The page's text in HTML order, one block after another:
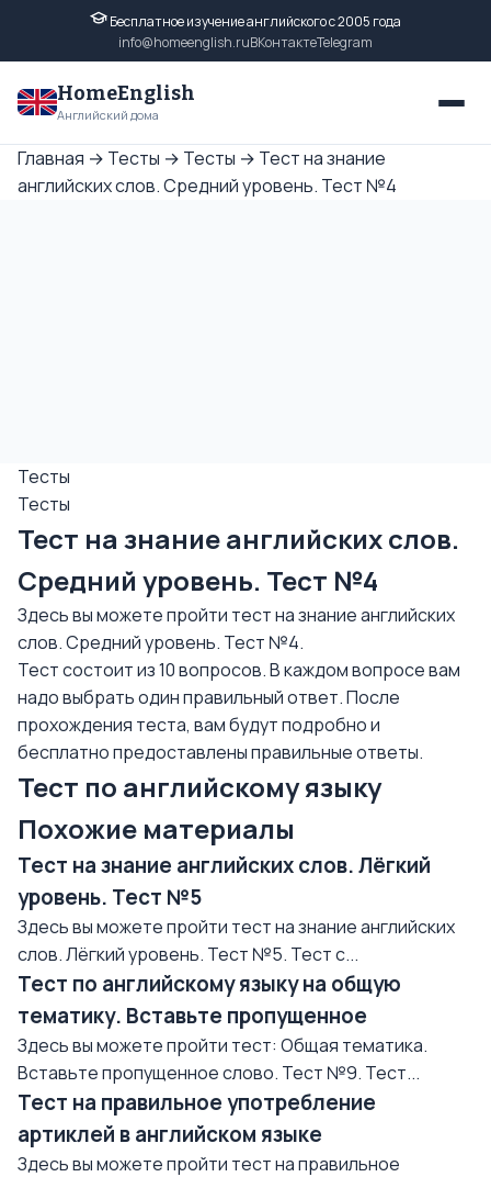
Бесплатное изучение английского с 2005 года
info@homeenglish.ruВКонтактеTelegram
HomeEnglish
Английский дома
Главная → Тесты → Тесты → Тест на знание
английских слов. Средний уровень. Тест №4
Тесты
Тесты
Тест на знание английских слов.
Средний уровень. Тест №4
Здесь вы можете пройти тест на знание английских
слов. Средний уровень. Тест №4.
Тест состоит из 10 вопросов. В каждом вопросе вам
надо выбрать один правильный ответ. После
прохождения теста, вам будут подробно и
бесплатно предоставлены правильные ответы.
Тест по английскому языку
Похожие материалы
Тест на знание английских слов. Лёгкий
уровень. Тест №5
Здесь вы можете пройти тест на знание английских
слов. Лёгкий уровень. Тест №5. Тест с...
Тест по английскому языку на общую
тематику. Вставьте пропущенное
Здесь вы можете пройти тест: Общая тематика.
Вставьте пропущенное слово. Тест №9. Тест...
Тест на правильное употребление
артиклей в английском языке
Здесь вы можете пройти тест на правильное